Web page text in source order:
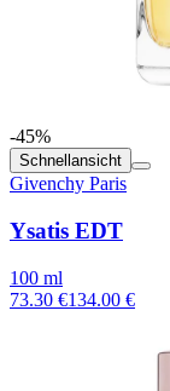
-45%
Schnellansicht
Givenchy Paris
Ysatis EDT
100 ml
73.30 €134.00 €